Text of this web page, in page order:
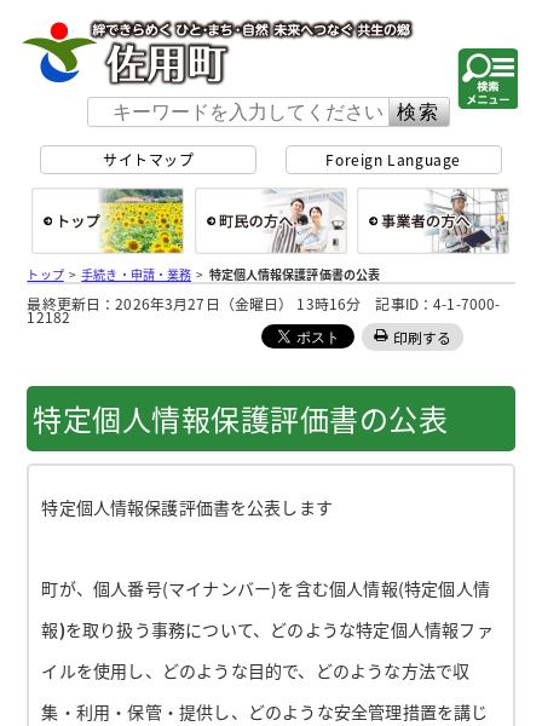
サイトマップ Foreign Language
総合トップ 町民の方へ
トップ>手続き・申請・業務 > 特定個人情報保護評価書の公表
最終更新日：2026年3月27日（金曜日） 13時16分 記事ID：4-1-7000-
12182
印刷する
特定個人情報保護評価書の公表
特定個人情報保護評価書を公表します
町が、個人番号(マイナンバー)を含む個人情報(特定個人情
報)を取り扱う事務について、どのような特定個人情報ファ
イルを使用し、どのような目的で、どのような方法で収
集・利用・保管・提供し、どのような安全管理措置を講じ